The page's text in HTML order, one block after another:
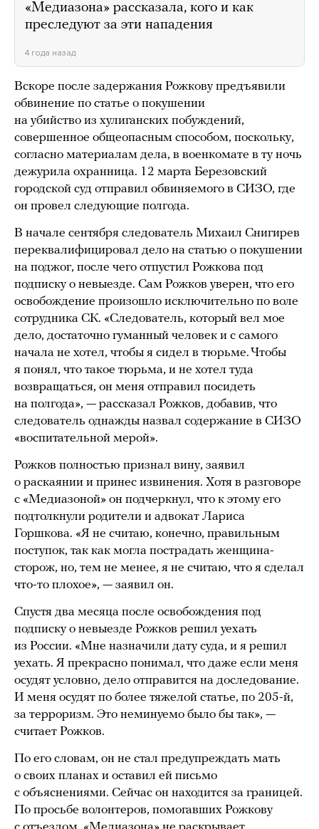
«Медиазона» рассказала, кого и как
преследуют за эти нападения
4 года назад
Вскоре после задержания Рожкову предъявили
обвинение по статье о покушении
на убийство из хулиганских побуждений,
совершенное общеопасным способом, поскольку,
согласно материалам дела, в военкомате в ту ночь
дежурила охранница. 12 марта Березовский
городской суд отправил обвиняемого в СИЗО, где
он провел следующие полгода.
В начале сентября следователь Михаил Снигирев
переквалифицировал дело на статью о покушении
на поджог, после чего отпустил Рожкова под
подписку о невыезде. Сам Рожков уверен, что его
освобождение произошло исключительно по воле
сотрудника СК. «Следователь, который вел мое
дело, достаточно гуманный человек и с самого
начала не хотел, чтобы я сидел в тюрьме. Чтобы
я понял, что такое тюрьма, и не хотел туда
возвращаться, он меня отправил посидеть
на полгода», — рассказал Рожков, добавив, что
следователь однажды назвал содержание в СИЗО
«воспитательной мерой».
Рожков полностью признал вину, заявил
о раскаянии и принес извинения. Хотя в разговоре
с «Медиазоной» он подчеркнул, что к этому его
подтолкнули родители и адвокат Лариса
Горшкова. «Я не считаю, конечно, правильным
поступок, так как могла пострадать женщина-
сторож, но, тем не менее, я не считаю, что я сделал
что-то плохое», — заявил он.
Спустя два месяца после освобождения под
подписку о невыезде Рожков решил уехать
из России. «Мне назначили дату суда, и я решил
уехать. Я прекрасно понимал, что даже если меня
осудят условно, дело отправится на доследование.
И меня осудят по более тяжелой статье, по 205-й,
за терроризм. Это неминуемо было бы так», —
считает Рожков.
По его словам, он не стал предупреждать мать
о своих планах и оставил ей письмо
с объяснениями. Сейчас он находится за границей.
По просьбе волонтеров, помогавших Рожкову